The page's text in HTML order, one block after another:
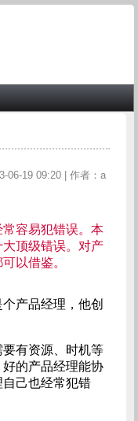
06-19 09:20 | 作者：a
容易犯错误。本
顶级错误。对产
以借鉴。
产品经理，他创
有资源、时机等
的产品经理能协
己也经常犯错